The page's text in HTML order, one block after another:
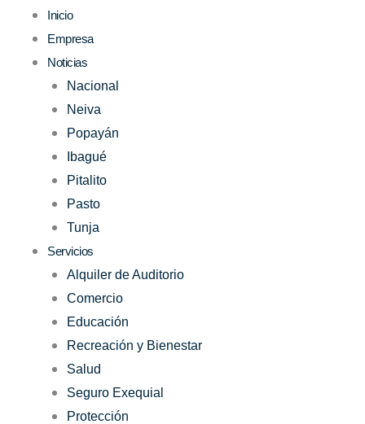
Inicio
Empresa
Noticias
Nacional
Neiva
Popayán
Ibagué
Pitalito
Pasto
Tunja
Servicios
Alquiler de Auditorio
Comercio
Educación
Recreación y Bienestar
Salud
Seguro Exequial
Protección